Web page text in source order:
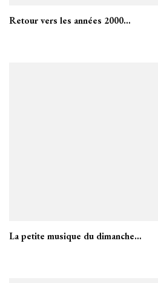
Retour vers les années 2000…
La petite musique du dimanche…